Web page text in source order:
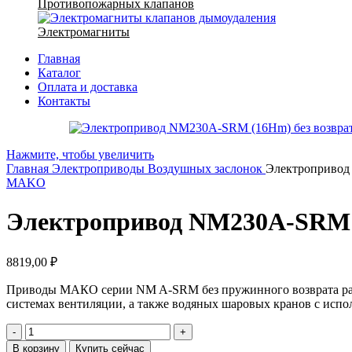
Противопожарных клапанов
Электромагниты
Главная
Каталог
Оплата и доставка
Контакты
Нажмите, чтобы увеличить
Главная Электроприводы Воздушных заслонок
MAKO
Электропривод NM230A-
8819,00 ₽
Приводы МАКО серии NM A-SRM без пружинного возврата
системах вентиляции, а также водяных шаровых кранов с
Количество
товара
В корзину Купить сейчас